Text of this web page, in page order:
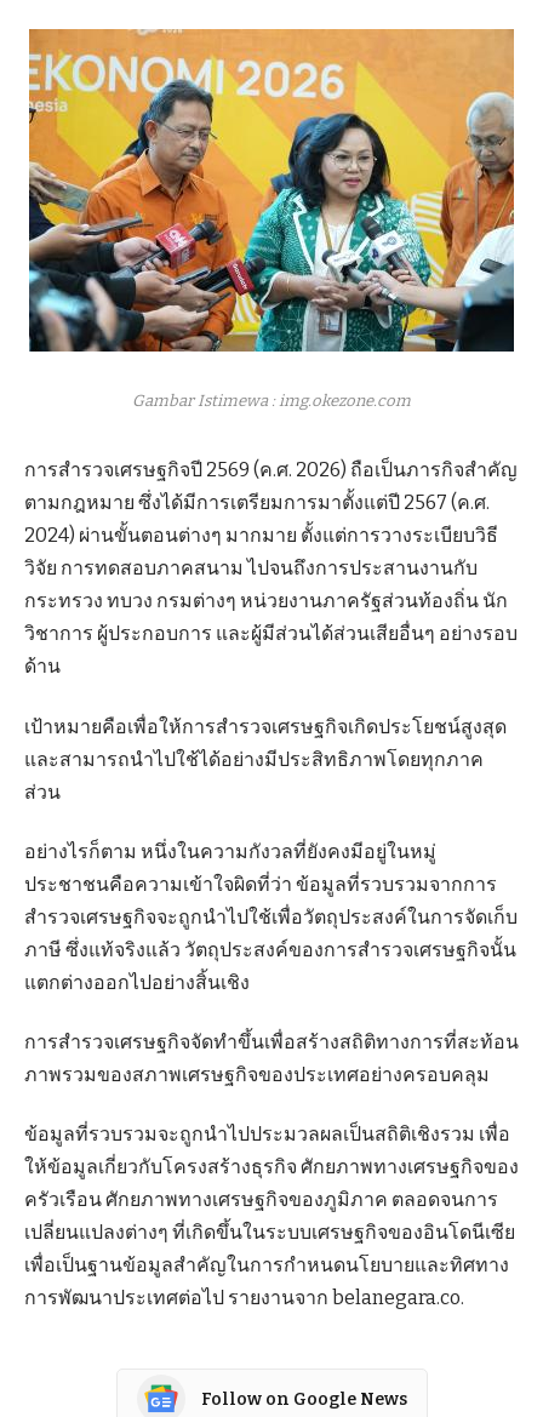
Gambar Istimewa : img.okezone.com
การสำรวจเศรษฐกิจปี 2569 (ค.ศ. 2026) ถือเป็นภารกิจสำคัญ
ตามกฎหมาย ซึ่งได้มีการเตรียมการมาตั้งแต่ปี 2567 (ค.ศ.
2024) ผ่านขั้นตอนต่างๆ มากมาย ตั้งแต่การวางระเบียบวิธี
วิจัย การทดสอบภาคสนาม ไปจนถึงการประสานงานกับ
กระทรวง ทบวง กรมต่างๆ หน่วยงานภาครัฐส่วนท้องถิ่น นัก
วิชาการ ผู้ประกอบการ และผู้มีส่วนได้ส่วนเสียอื่นๆ อย่างรอบ
ด้าน
เป้าหมายคือเพื่อให้การสำรวจเศรษฐกิจเกิดประโยชน์สูงสุด
และสามารถนำไปใช้ได้อย่างมีประสิทธิภาพโดยทุกภาค
ส่วน
อย่างไรก็ตาม หนึ่งในความกังวลที่ยังคงมีอยู่ในหมู่
ประชาชนคือความเข้าใจผิดที่ว่า ข้อมูลที่รวบรวมจากการ
สำรวจเศรษฐกิจจะถูกนำไปใช้เพื่อวัตถุประสงค์ในการจัดเก็บ
ภาษี ซึ่งแท้จริงแล้ว วัตถุประสงค์ของการสำรวจเศรษฐกิจนั้น
แตกต่างออกไปอย่างสิ้นเชิง
การสำรวจเศรษฐกิจจัดทำขึ้นเพื่อสร้างสถิติทางการที่สะท้อน
ภาพรวมของสภาพเศรษฐกิจของประเทศอย่างครอบคลุม
ข้อมูลที่รวบรวมจะถูกนำไปประมวลผลเป็นสถิติเชิงรวม เพื่อ
ให้ข้อมูลเกี่ยวกับโครงสร้างธุรกิจ ศักยภาพทางเศรษฐกิจของ
ครัวเรือน ศักยภาพทางเศรษฐกิจของภูมิภาค ตลอดจนการ
เปลี่ยนแปลงต่างๆ ที่เกิดขึ้นในระบบเศรษฐกิจของอินโดนีเซีย
เพื่อเป็นฐานข้อมูลสำคัญในการกำหนดนโยบายและทิศทาง
การพัฒนาประเทศต่อไป รายงานจาก belanegara.co.
Follow on Google News